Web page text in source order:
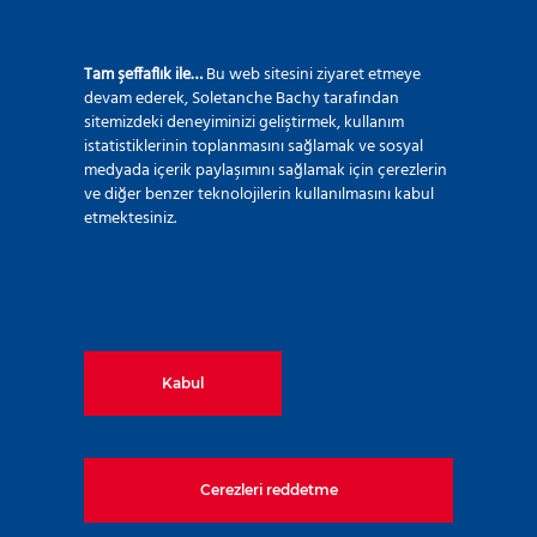
Tam şeffaflık ile…Bu web sitesini ziyaret etmeye
devam ederek, Soletanche Bachy tarafından
sitemizdeki deneyiminizi geliştirmek, kullanım
istatistiklerinin toplanmasını sağlamak ve sosyal
medyada içerik paylaşımını sağlamak için çerezlerin
ve diğer benzer teknolojilerin kullanılmasını kabul
etmektesiniz.
Kabul
Cerezleri reddetme